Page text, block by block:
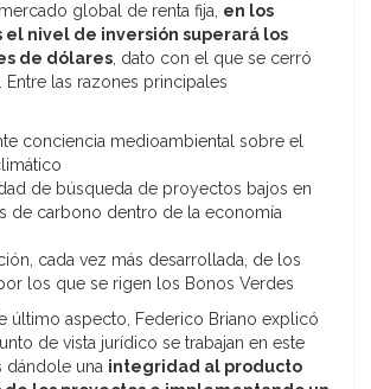
global de renta fija, en los
el nivel de inversión superará los
de dólares, dato con el que se cerró
Entre las razones principales
conciencia medioambiental sobre el
de búsqueda de proyectos bajos en
de carbono dentro de la economía
cada vez más desarrollada, de los
los que se rigen los Bonos Verdes
último aspecto, Federico Briano explicó
de vista jurídico se trabajan en este
dándole una integridad al producto